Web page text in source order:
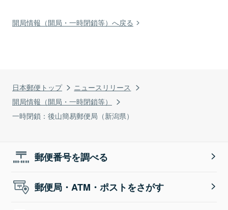
日本郵便トップ
ニュースリリース
開局情報（開局・一時閉鎖等）
一時閉鎖：後山簡易郵便局（新潟県）
開局情報（開局・一時閉鎖等）へ戻る
郵便番号を調べる
郵便局・ATM・ポストをさがす